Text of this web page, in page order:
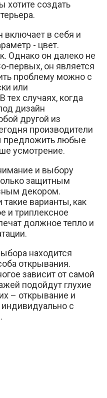
хотите создать
включает в себя и
- цвет.
Однако он далеко не
первых, он является
проблему можно с
или
тех случаях, когда
дизайн
другой из
производители
предложить любые
усмотрение.
и выбору
защитным
декором.
варианты, как
и триплексное
должное тепло и
находится
открывания.
зависит от самой
подойдут глухие
– открывание и
с